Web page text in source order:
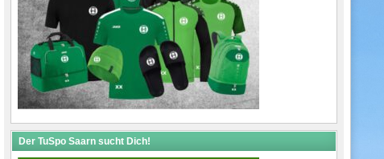
Der TuSpo Saarn sucht Dich!